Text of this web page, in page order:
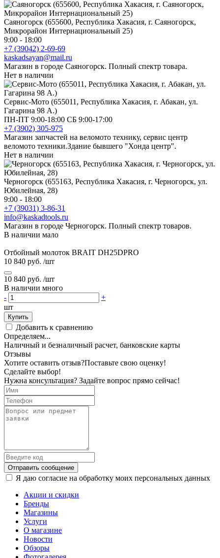
Саяногорск (655600, Республика Хакасия, г. Саяногорск,
Микрорайон Интернациональный 25)
9:00 - 18:00
+7 (39042) 2-69-69
kaskadsayan@mail.ru
Магазин в городе Саяногорск. Полный спектр товара.
Нет в наличии
Сервис-Мото (655011, Республика Хакасия, г. Абакан, ул.
Гагарина 98 А.)
ПН-ПТ 9:00-18:00 СБ 9:00-17:00
+7 (3902) 305-975
Магазин запчастей на веломото технику, сервис центр
веломото техники.Здание бывшего "Хонда центр".
Нет в наличии
Черногорск (655163, Республика Хакасия, г. Черногорск, ул.
Юбилейная, 28)
9:00 - 18:00
+7 (39031) 3-86-31
info@kaskadtools.ru
Магазин в городе Черногорск. Полный спектр товаров.
В наличии мало
Отбойный молоток BRAIT DH25DPRO
10 840 руб. /шт
10 840 руб. /шт
В наличии много
-
+
шт
Купить
Добавить к сравнению
Определяем...
Наличный и безналичный расчет, банковские карты
Отзывы
Хотите оставить отзыв?Поставьте свою оценку!
Сделайте выбор!
Нужна консультация? Задайте вопрос прямо сейчас!
Отправить сообщение
Я даю согласие на обработку моих персональных данных
Акции и скидки
Бренды
Магазины
Услуги
О магазине
Новости
Обзоры